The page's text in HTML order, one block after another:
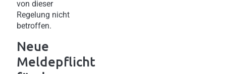
von dieser
Regelung nicht
betroffen.
Neue
Meldepflicht